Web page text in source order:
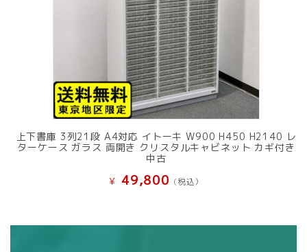
上下書庫 3列21段 A4対応 イトーキ W900 H450 H2140 レ
ターケース ガラス 両開き クリスタルキャビネット カギ付き
中古
¥ 49,800 (税込）